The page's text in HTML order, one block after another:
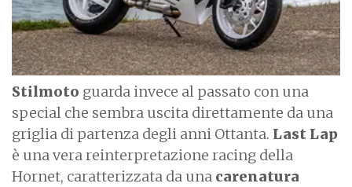
Stilmoto guarda invece al passato con una
special che sembra uscita direttamente da una
griglia di partenza degli anni Ottanta. Last Lap
è una vera reinterpretazione racing della
Hornet, caratterizzata da una carenatura